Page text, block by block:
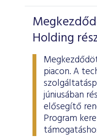
Holding
piacon. A
júniusában
elősegítő
Program